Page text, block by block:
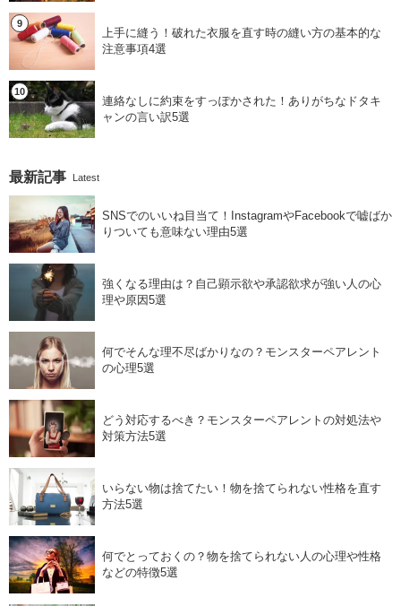
上手に縫う！破れた衣服を直す時の縫い方の基本的な
注意事項4選
連絡なしに約束をすっぽかされた！ありがちなドタキ
ャンの言い訳5選
最新記事 Latest
SNSでのいいね目当て！InstagramやFacebookで嘘ばか
りついても意味ない理由5選
強くなる理由は？自己顕示欲や承認欲求が強い人の心
理や原因5選
何でそんな理不尽ばかりなの？モンスターペアレント
の心理5選
どう対応するべき？モンスターペアレントの対処法や
対策方法5選
いらない物は捨てたい！物を捨てられない性格を直す
方法5選
何でとっておくの？物を捨てられない人の心理や性格
などの特徴5選